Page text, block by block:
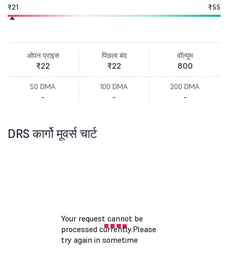
₹21 ₹55
ओपन प्राइस
₹22
पिछला बंद
₹22
वॉल्यूम
800
50 DMA
-
100 DMA
-
200 DMA
-
DRS कार्गो मूवर्स चार्ट